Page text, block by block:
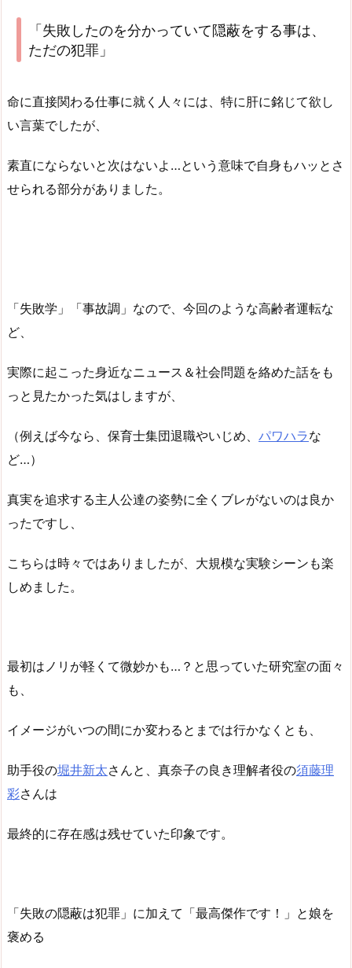
「失敗したのを分かっていて隠蔽をする事は、
ただの犯罪」
命に直接関わる仕事に就く人々には、特に肝に銘じて欲し
い言葉でしたが、
素直にならないと次はないよ…という意味で自身もハッとさ
せられる部分がありました。
「失敗学」「事故調」なので、今回のような高齢者運転な
ど、
実際に起こった身近なニュース＆社会問題を絡めた話をも
っと見たかった気はしますが、
（例えば今なら、保育士集団退職やいじめ、 パワハラな
ど…）
真実を追求する主人公達の姿勢に全くブレがないのは良か
ったですし、
こちらは時々ではありましたが、大規模な実験シーンも楽
しめました。
最初はノリが軽くて微妙かも…？と思っていた研究室の面々
も、
イメージがいつの間にか変わるとまでは行かなくとも、
助手役の堀井新太さんと、真奈子の良き理解者役の須藤理
彩さんは
最終的に存在感は残せていた印象です。
「失敗の隠蔽は犯罪」に加えて「最高傑作です！」と娘を
褒める